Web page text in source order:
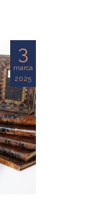
3
marca
2025